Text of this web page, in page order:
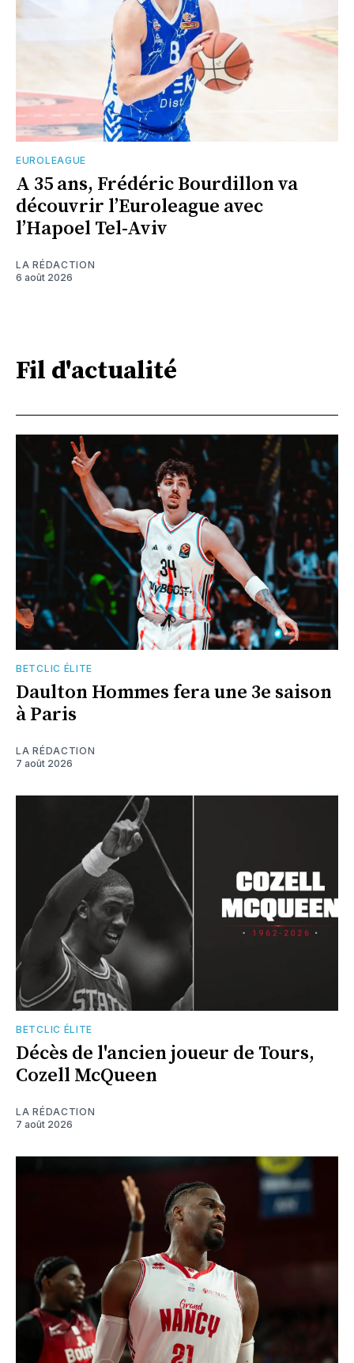
EUROLEAGUE
A 35 ans, Frédéric Bourdillon va
découvrir l’Euroleague avec
l’Hapoel Tel-Aviv
LA RÉDACTION
6 août 2026
Fil d'actualité
BETCLIC ÉLITE
Daulton Hommes fera une 3e saison
à Paris
LA RÉDACTION
7 août 2026
BETCLIC ÉLITE
Décès de l'ancien joueur de Tours,
Cozell McQueen
LA RÉDACTION
7 août 2026